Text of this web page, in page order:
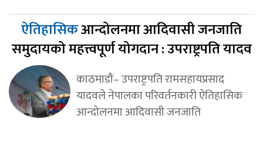
ऐतिहासिकआन्दोलनमा आदिवासी जनजाति
समुदायको महत्त्वपूर्ण योगदान : उपराष्ट्रपति यादव
काठमाडौं– उपराष्ट्रपति रामसहायप्रसाद
यादवले नेपालका परिवर्तनकारी ऐतिहासिक
आन्दोलनमा आदिवासी जनजाति